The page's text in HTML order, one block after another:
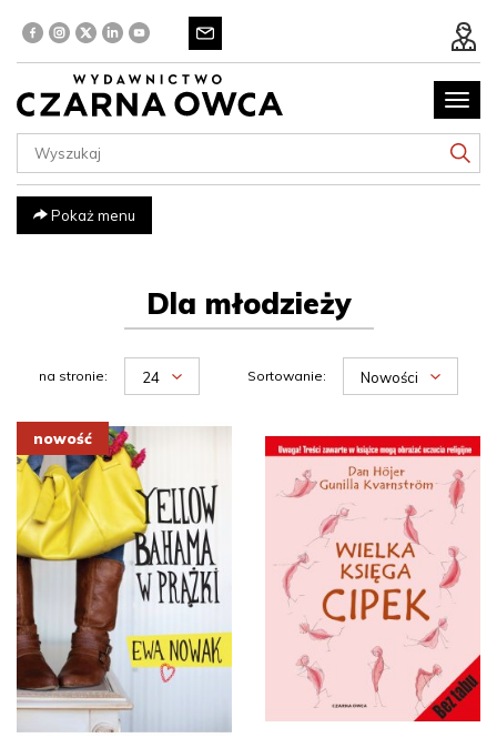
menu
Pokaż menu
Dla młodzieży
na stronie: 24 Sortowanie: Nowości